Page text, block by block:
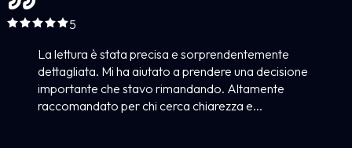
5
La lettura è stata precisa e sorprendentemente
dettagliata. Mi ha aiutato a prendere una decisione
importante che stavo rimandando. Altamente
raccomandato per chi cerca chiarezza e...